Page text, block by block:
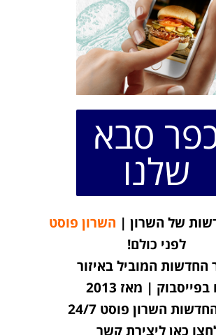
סבא
שלנו
של השרון | השרון פוסט
לפני כולם!
החדשות המוביל באיזור
| מאז 2013
השרון פוסט 24/7
כאן ליצירת קשר